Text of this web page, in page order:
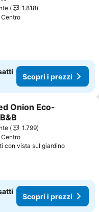
1.818
Scopri i prezzi
ai preferiti
Onion Eco-
1.799
con vista sul giardinoScopri i
Scopri i prezzi